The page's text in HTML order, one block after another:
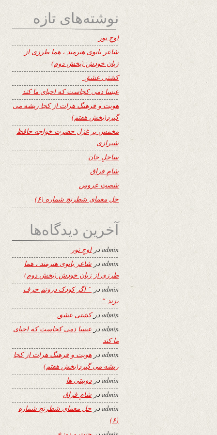
نوشته‌های تازه
اوجِ نور
شاعر بانوی هنرمند ، هما طرزی از
زبان خودش (بخش دوم)
کشتی عشق
عیسا دمی کجاست که احیای ما کند
هویت و فرهنگ هرات از کجا ریشه می
گیرد(بخش هفتم)
مخمس بر غزل حضرت خواجه حافظ
شیرازی
ساحلِ جان
شامِ فراق
شصتِ عروس
حل معمای شطرنج شماره (۶)
آخرین دیدگاه‌ها
adminدراوجِ نور
adminدر شاعر بانوی هنرمند ، هما
طرزی از زبان خودش (بخش دوم)
adminدر ” اگر کودک درونم حرف
بزند “
adminدرکشتی عشق
adminدر عیسا دمی کجاست که احیای
ما کند
admin در هویت و فرهنگ هرات از کجا
ریشه می گیرد(بخش هفتم)
adminدردوبیتی ها
admin در شامِ فراق
adminدر حل معمای شطرنج شماره
(۶)